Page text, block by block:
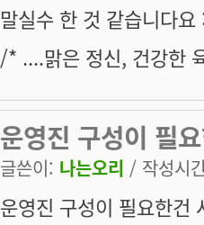
말실수 한 것 같습니다
/* ....맑은 정신, 건강한
운영진 구성이 필
글쓴이: 나는오리 / 작성시
운영진 구성이 필요한건